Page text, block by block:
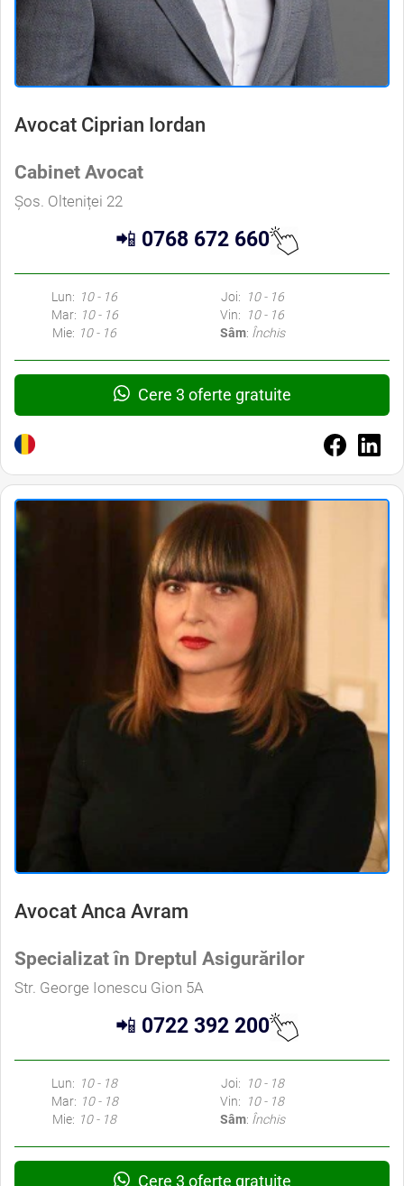
Avocat Ciprian Iordan
Cabinet Avocat
Șos. Olteniței 22
📲 0768 672 660
Lun: 10 - 16
Mar: 10 - 16
Mie: 10 - 16
Joi:
10 - 16
Vin:
10 - 16
Sâm: Închis
Cere 3 oferte gratuite
Avocat Anca Avram
Specializat în Dreptul Asigurărilor
Str. George Ionescu Gion 5A
📲 0722 392 200
Lun: 10 - 18
Mar: 10 - 18
Mie: 10 - 18
Joi:
10 - 18
Vin:
10 - 18
Sâm: Închis
Cere 3 oferte gratuite